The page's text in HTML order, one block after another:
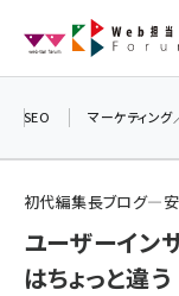
ン
seo (3519)
SEO マーケティン
初代編集長ブログ―
ユーザーイン
はちょっと違う